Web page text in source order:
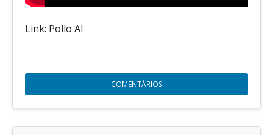
Link: Pollo AI
COMENTÁRIOS